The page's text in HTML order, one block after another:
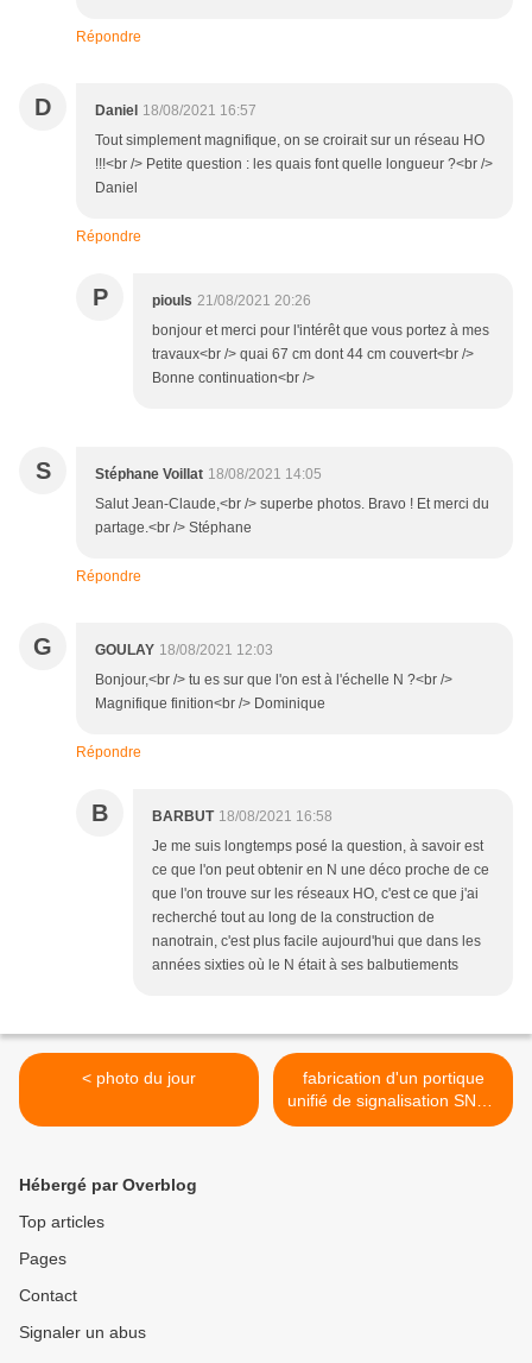
Répondre
D Daniel 18/08/2021 16:57
Tout simplement magnifique, on se croirait sur un réseau HO
!!!<br /> Petite question : les quais font quelle longueur ?<br />
Daniel
Répondre
P piouls 21/08/2021 20:26
bonjour et merci pour l'intérêt que vous portez à mes
travaux<br /> quai 67 cm dont 44 cm couvert<br />
Bonne continuation<br />
S Stéphane Voillat 18/08/2021 14:05
Salut Jean-Claude,<br /> superbe photos. Bravo ! Et merci du
partage.<br /> Stéphane
Répondre
G GOULAY 18/08/2021 12:03
Bonjour,<br /> tu es sur que l'on est à l'échelle N ?<br />
Magnifique finition<br /> Dominique
Répondre
B BARBUT 18/08/2021 16:58
Je me suis longtemps posé la question, à savoir est
ce que l'on peut obtenir en N une déco proche de ce
que l'on trouve sur les réseaux HO, c'est ce que j'ai
recherché tout au long de la construction de
nanotrain, c'est plus facile aujourd'hui que dans les
années sixties où le N était à ses balbutiements
< photo du jour
fabrication d'un portique
unifié de signalisation SNCF
>
Hébergé par Overblog
Top articles
Pages
Contact
Signaler un abus